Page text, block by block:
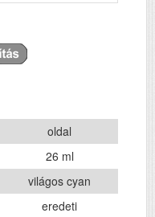
oldal
26 ml
világos cyan
eredeti